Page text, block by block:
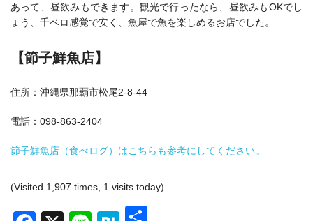
あって、昼飲みもできます。観光で行ったなら、昼飲みもOKでし
ょう、千ベロ感覚で安く、魚屋で魚を楽しめるお店でした。
【節子鮮魚店】
住所：沖縄県那覇市松尾2-8-44
電話：098-863-2404
節子鮮魚店（食べログ）はこちらも参考にしてください。
(Visited 1,907 times, 1 visits today)